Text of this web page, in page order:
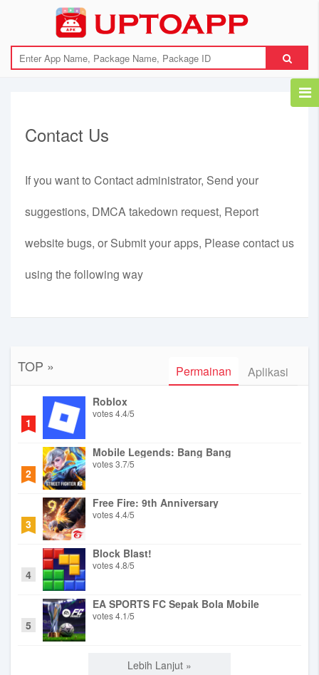
Contact Us
If you want to Contact administrator, Send your
suggestions, DMCA takedown request, Report
website bugs, or Submit your apps, Please contact us
using the following way
TOP » Permainan Aplikasi
1
Roblox
votes4.4/5
2
Mobile Legends: Bang Bang
votes3.7/5
3
Free Fire: 9th Anniversary
votes4.4/5
4
Block Blast!
votes4.8/5
5
EA SPORTS FC Sepak Bola Mobile
votes4.1/5
Lebih Lanjut »